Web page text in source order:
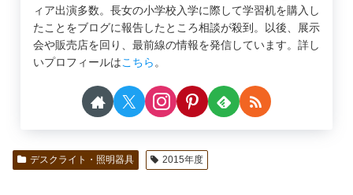
ィア出演多数。長女の小学校入学に際して学習机を購入し
たことをブログに報告したところ相談が殺到。以後、展示
会や販売店を回り、最前線の情報を発信しています。詳し
いプロフィールはこちら 。
デスクライト・照明器具 2015年度